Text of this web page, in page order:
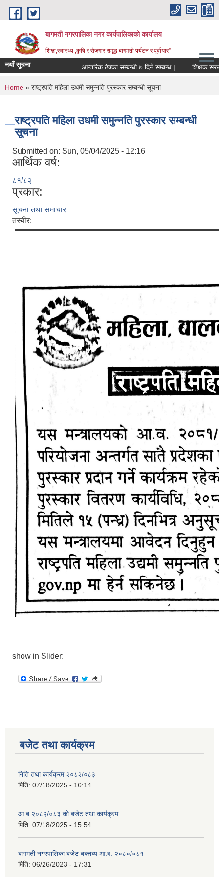
Skip to main content
बागमती नगरपालिका नगर कार्यपालिकाको कार्यालय
शिक्षा,स्वास्थ्य ,कृषि र रोजगार समृद्ध बागमती पर्यटन र पूर्वाधार”
नयाँ सूचना आन्तरिक ठेक्का सम्बन्धी ७ दिने सम्बन्ध |
You are here
Home » राष्ट्रपति महिला उधमी समुन्नति पुरस्कार सम्बन्धी सूचना
राष्ट्रपति महिला उधमी समुन्नति पुरस्कार सम्बन्धी
सूचना
Submitted on: Sun, 05/04/2025 - 12:16
आर्थिक वर्ष:
८१/८२
प्रकार:
सूचना तथा समाचार
तस्बीर:
show in Slider:
बजेट तथा कार्यक्रम
निति तथा कार्यक्रम २०८२/०८३
मिति: 07/18/2025 - 16:14
आ.ब.२०८२/०८३ को बजेट तथा कार्यक्रम
मिति: 07/18/2025 - 15:54
बागमती नगरपालिका बजेट बक्तब्य आ.व. २०८०/०८१
मिति: 06/26/2023 - 17:31